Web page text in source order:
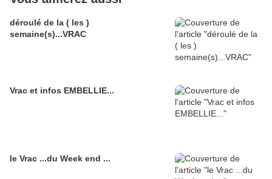
déroulé de la ( les )
semaine(s)...VRAC
Vrac et infos EMBELLIE...
le Vrac ...du Week end ...